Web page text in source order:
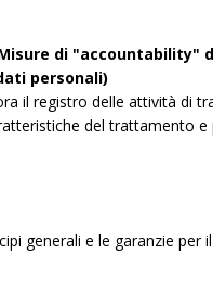
di
personali)
il registro delle attività di
del trattamento
generali e le garanzie per